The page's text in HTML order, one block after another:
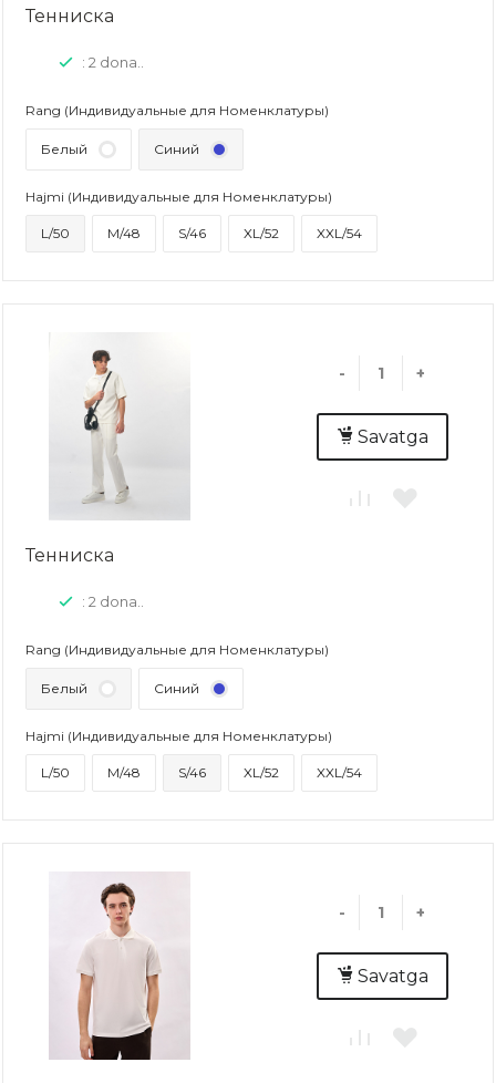
Тенниска
: 2 dona..
Rang (Индивидуальные для Номенклатуры)
Белый Синий
Hajmi (Индивидуальные для Номенклатуры)
L/50 M/48 S/46 XL/52 XXL/54
- +
Savatga
Тенниска
: 2 dona..
Rang (Индивидуальные для Номенклатуры)
Белый Синий
Hajmi (Индивидуальные для Номенклатуры)
L/50 M/48 S/46 XL/52 XXL/54
- +
Savatga